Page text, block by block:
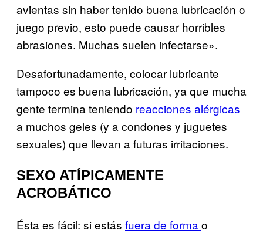
avientas sin haber tenido buena lubricación o
juego previo, esto puede causar horribles
abrasiones. Muchas suelen infectarse».
Desafortunadamente, colocar lubricante
tampoco es buena lubricación, ya que mucha
gente termina teniendo reacciones alérgicas
a muchos geles (y a condones y juguetes
sexuales) que llevan a futuras irritaciones.
SEXO ATÍPICAMENTE
ACROBÁTICO
Ésta es fácil: si estás fuera de forma o